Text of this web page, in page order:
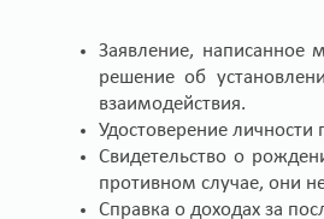
Заявление, написанное
решение об
взаимодействия.
Удостоверение
Свидетельство о
противном случае, они
Справка о доходах за